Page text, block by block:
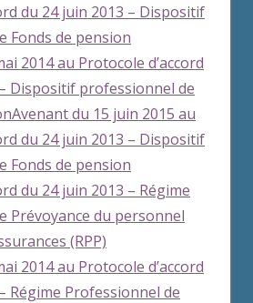
du 24 juin 2013 – Dispositif
Fonds de pension
2014 au Protocole d’accord
Dispositif professionnel de
Avenant du 15 juin 2015 au
du 24 juin 2013 – Dispositif
Fonds de pension
du 24 juin 2013 – Régime
Prévoyance du personnel
(RPP)
2014 au Protocole d’accord
Régime Professionnel de